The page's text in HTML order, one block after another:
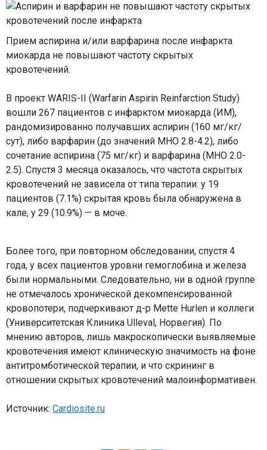
Прием аспирина и/или варфарина после инфаркта
миокарда не повышают частоту скрытых
кровотечений.
В проект WARIS-II (Warfarin Aspirin Reinfarction Study)
вошли 267 пациентов с инфарктом миокарда (ИМ),
рандомизированно получавших аспирин (160 мг/кг/
сут), либо варфарин (до значений МНО 2.8-4.2), либо
сочетание аспирина (75 мг/кг) и варфарина (МНО 2.0-
2.5). Спустя 3 месяца оказалось, что частота скрытых
кровотечений не зависела от типа терапии: у 19
пациентов (7.1%) скрытая кровь была обнаружена в
кале, у 29 (10.9%) — в моче.
Более того, при повторном обследовании, спустя 4
года, у всех пациентов уровни гемоглобина и железа
были нормальными. Следовательно, ни в одной группе
не отмечалось хронической декомпенсированной
кровопотери, подчеркивают д-р Mette Hurlen и коллеги
(Университетская Клиника Ulleval, Норвегия). По
мнению авторов, лишь макроскопически выявляемые
кровотечения имеют клиническую значимость на фоне
антитромботической терапии, и что скрининг в
отношении скрытых кровотечений малоинформативен.
Источник: Cardiosite.ru